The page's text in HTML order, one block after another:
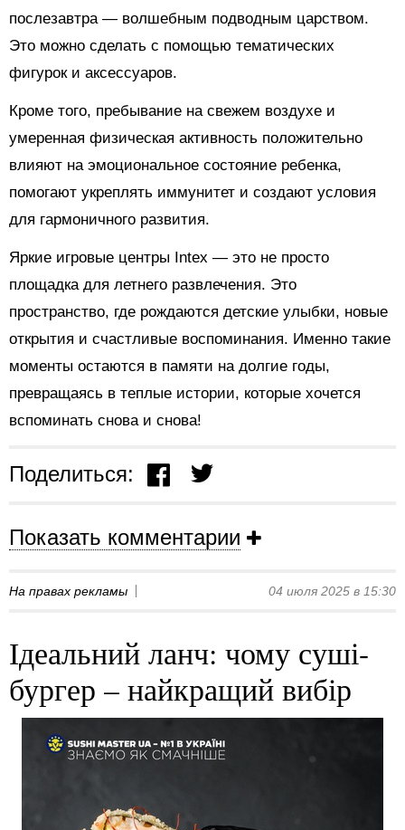
послезавтра — волшебным подводным царством.
Это можно сделать с помощью тематических
фигурок и аксессуаров.
Кроме того, пребывание на свежем воздухе и
умеренная физическая активность положительно
влияют на эмоциональное состояние ребенка,
помогают укреплять иммунитет и создают условия
для гармоничного развития.
Яркие игровые центры Intex — это не просто
площадка для летнего развлечения. Это
пространство, где рождаются детские улыбки, новые
открытия и счастливые воспоминания. Именно такие
моменты остаются в памяти на долгие годы,
превращаясь в теплые истории, которые хочется
вспоминать снова и снова!
Поделиться:
Показать комментарии
На правах рекламы 04 июля 2025 в 15:30
Ідеальний ланч: чому суші-
бургер – найкращий вибір